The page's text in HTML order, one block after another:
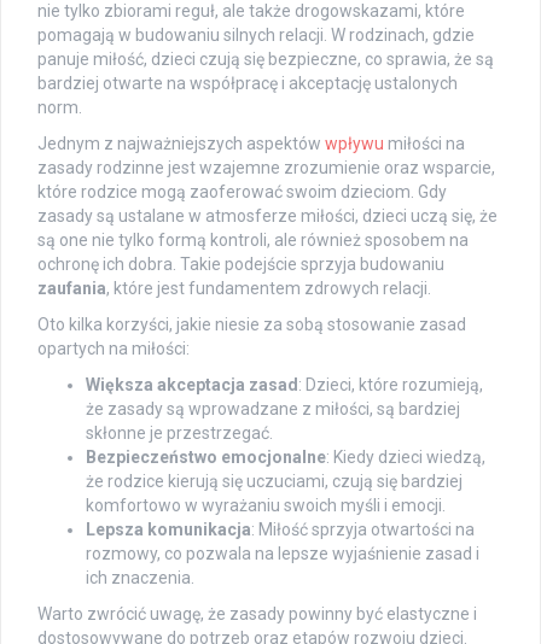
nie tylko zbiorami reguł, ale także drogowskazami, które
pomagają w budowaniu silnych relacji. W rodzinach, gdzie
panuje miłość, dzieci czują się bezpieczne, co sprawia, że są
bardziej otwarte na współpracę i akceptację ustalonych
norm.
Jednym z najważniejszych aspektów wpływu miłości na
zasady rodzinne jest wzajemne zrozumienie oraz wsparcie,
które rodzice mogą zaoferować swoim dzieciom. Gdy
zasady są ustalane w atmosferze miłości, dzieci uczą się, że
są one nie tylko formą kontroli, ale również sposobem na
ochronę ich dobra. Takie podejście sprzyja budowaniu
zaufania, które jest fundamentem zdrowych relacji.
Oto kilka korzyści, jakie niesie za sobą stosowanie zasad
opartych na miłości:
Większa akceptacja zasad : Dzieci, które rozumieją,
że zasady są wprowadzane z miłości, są bardziej
skłonne je przestrzegać.
Bezpieczeństwo emocjonalne: Kiedy dzieci wiedzą,
że rodzice kierują się uczuciami, czują się bardziej
komfortowo w wyrażaniu swoich myśli i emocji.
Lepsza komunikacja: Miłość sprzyja otwartości na
rozmowy, co pozwala na lepsze wyjaśnienie zasad i
ich znaczenia.
Warto zwrócić uwagę, że zasady powinny być elastyczne i
dostosowywane do potrzeb oraz etapów rozwoju dzieci.